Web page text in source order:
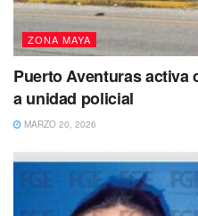
ZONA MAYA
Puerto Aventuras
a unidad policial
MARZO 20, 2026